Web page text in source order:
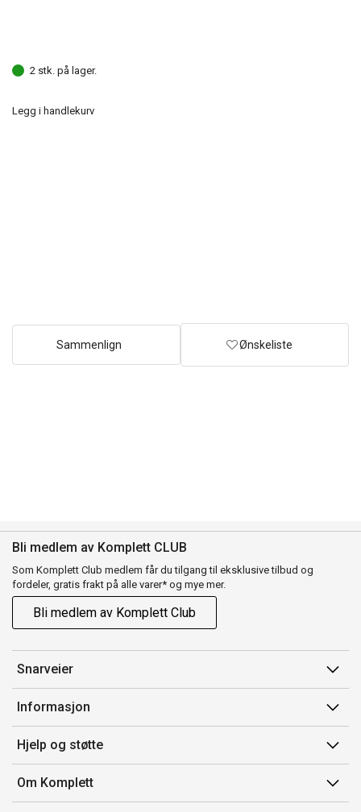
2 stk. på lager.
Legg i handlekurv
Sammenlign Ønskeliste
Bli medlem av Komplett CLUB
Som Komplett Club medlem får du tilgang til eksklusive tilbud og
fordeler, gratis frakt på alle varer* og mye mer.
Bli medlem av Komplett Club
Snarveier
Min side
Ordreoversikt
Flex
Komplett Club
Informasjon
Salgsbetingelser
Medlemsvilkår for Komplett Club
Merker/produsent
Hjelp og støtte
Kontakt oss
Kundeservice
Om Komplett